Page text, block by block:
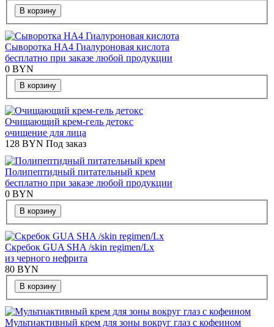
В корзину
Сыворотка HA4 Гиалуроновая кислота
бесплатно при заказе любой продукции
0 BYN
В корзину
Очищающий крем-гель детокс
очищение для лица
128 BYN Под заказ
Полипептидный питательный крем
бесплатно при заказе любой продукции
0 BYN
В корзину
Скребок GUA SHA /skin regimen/Lx
из черного нефрита
80 BYN
В корзину
Мультиактивный крем для зоны вокруг глаз с кофеином